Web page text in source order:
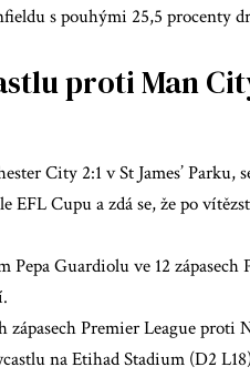
s pouhými 25,5 procenty
proti Man
City 2:1 v St James’ Parku,
EFL Cupu a zdá se, že po
Guardiolu ve 12 zápasech
Premier League proti
na Etihad Stadium (D2